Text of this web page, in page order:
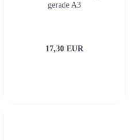
gerade A3
17,30 EUR